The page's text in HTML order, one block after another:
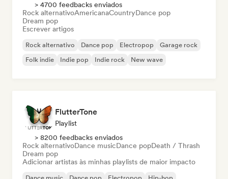
> 4700 feedbacks enviados
Rock alternativoAmericanaCountryDance pop
Dream pop
Escrever artigos
Rock alternativo Dance pop Electropop
Garage rock
Folk indie
Indie pop Indie rock New wave
FlutterTone
Playlist
> 8200 feedbacks enviados
Rock alternativoDance musicDance popDeath / Thrash
Dream pop
Adicionar artistas às minhas playlists de maior impacto